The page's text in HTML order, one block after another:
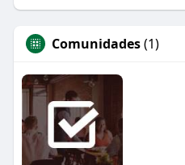
Comunidades(1)